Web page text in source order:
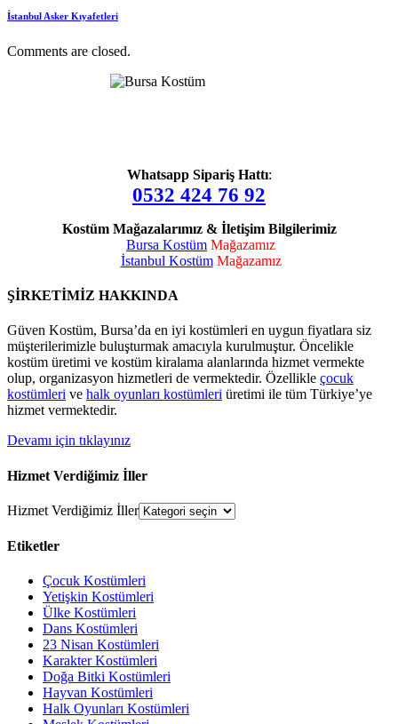
İstanbul Asker Kıyafetleri
Comments are closed.
Whatsapp Sipariş Hattı:
0532 424 76 92
Kostüm Mağazalarımız & İletişim Bilgilerimiz
Bursa Kostüm Mağazamız
İstanbul Kostüm Mağazamız
ŞİRKETİMİZ HAKKINDA
Güven Kostüm, Bursa’da en iyi kostümleri en uygun fiyatlara siz
müşterilerimizle buluşturmak amacıyla kurulmuştur. Öncelikle
kostüm üretimi ve kostüm kiralama alanlarında hizmet vermekte
olup, organizasyon hizmetleri de vermektedir. Özellikle çocuk
kostümleri ve halk oyunları kostümleri üretimi ile tüm Türkiye’ye
hizmet vermektedir.
Devamı için tıklayınız
Hizmet Verdiğimiz İller
Hizmet Verdiğimiz İller
Etiketler
Çocuk Kostümleri
Yetişkin Kostümleri
Ülke Kostümleri
Dans Kostümleri
23 Nisan Kostümleri
Karakter Kostümleri
Doğa Bitki Kostümleri
Hayvan Kostümleri
Halk Oyunları Kostümleri